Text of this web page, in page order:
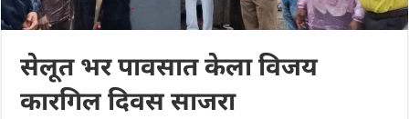
सेलूत भर पावसात केला विजय
कारगिल दिवस साजरा